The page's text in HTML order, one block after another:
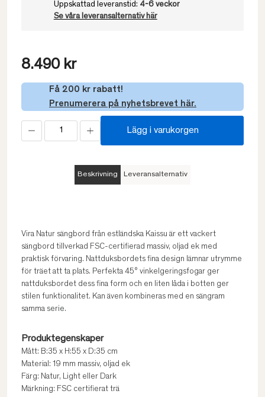
Uppskattad leveranstid: 4-6 veckor
Se våra leveransalternativ här
8.490 kr
Få 200 kr rabatt!
Prenumerera på nyhetsbrevet här.
Lägg i varukorgen
Beskrivning Leveransalternativ
Vira Natur sängbord från estländska Kaissu är ett vackert
sängbord tillverkad FSC-certifierad massiv, oljad ek med
praktisk förvaring. Nattduksbordets fina design lämnar utrymme
för träet att ta plats. Perfekta 45° vinkelgeringsfogar ger
nattduksbordet dess fina form och en liten låda i botten ger
stilen funktionalitet. Kan även kombineras med en sängram
samma serie.
Produktegenskaper
Mått: B:35 x H:55 x D:35 cm
Material: 19 mm massiv, oljad ek
Färg: Natur, Light eller Dark
Märkning: FSC certifierat trä